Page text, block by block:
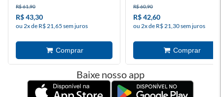
R$ 61,90
R$ 43,30
ou 2x de R$ 21,65 sem juros
R$ 60,90
R$ 42,60
ou 2x de R$ 21,30 sem juros
Baixe nosso app